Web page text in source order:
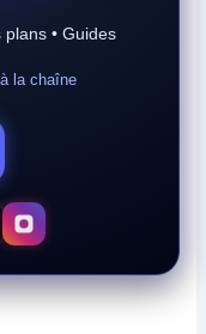
plans • Guides
la chaîne